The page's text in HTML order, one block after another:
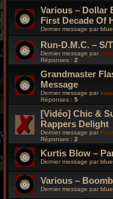
Various – Dollar
First Decade Of
Dernier message par
Run-D.M.C. – S/T
Dernier message par
Réponses : 2
Grandmaster
Message
Dernier message par kata
Réponses : 5
[Vidéo] Chic &
Rappers Delight
Dernier message par
Réponses : 2
Kurtis Blow –
Dernier message par
Various –
Dernier message par